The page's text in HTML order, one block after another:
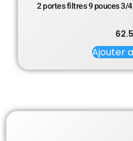
2 portes filtres 9 pouces 3/
Ajouter